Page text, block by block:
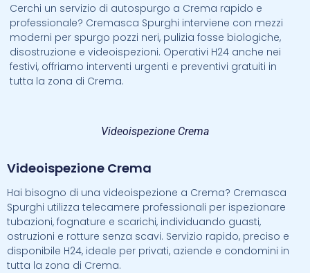
Cerchi un servizio di autospurgo a Crema rapido e
professionale? Cremasca Spurghi interviene con mezzi
moderni per spurgo pozzi neri, pulizia fosse biologiche,
disostruzione e videoispezioni. Operativi H24 anche nei
festivi, offriamo interventi urgenti e preventivi gratuiti in
tutta la zona di Crema.
Videoispezione Crema
Videoispezione Crema
Hai bisogno di una videoispezione a Crema? Cremasca
Spurghi utilizza telecamere professionali per ispezionare
tubazioni, fognature e scarichi, individuando guasti,
ostruzioni e rotture senza scavi. Servizio rapido, preciso e
disponibile H24, ideale per privati, aziende e condomini in
tutta la zona di Crema.